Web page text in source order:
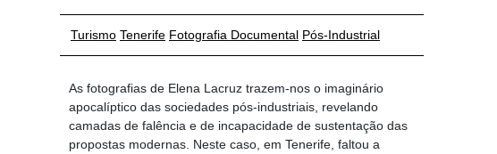
Turismo Tenerife Fotografia Documental Pós-Industrial
As fotografias de Elena Lacruz trazem-nos o imaginário
apocalíptico das sociedades pós-industriais, revelando
camadas de falência e de incapacidade de sustentação das
propostas modernas. Neste caso, em Tenerife, faltou a